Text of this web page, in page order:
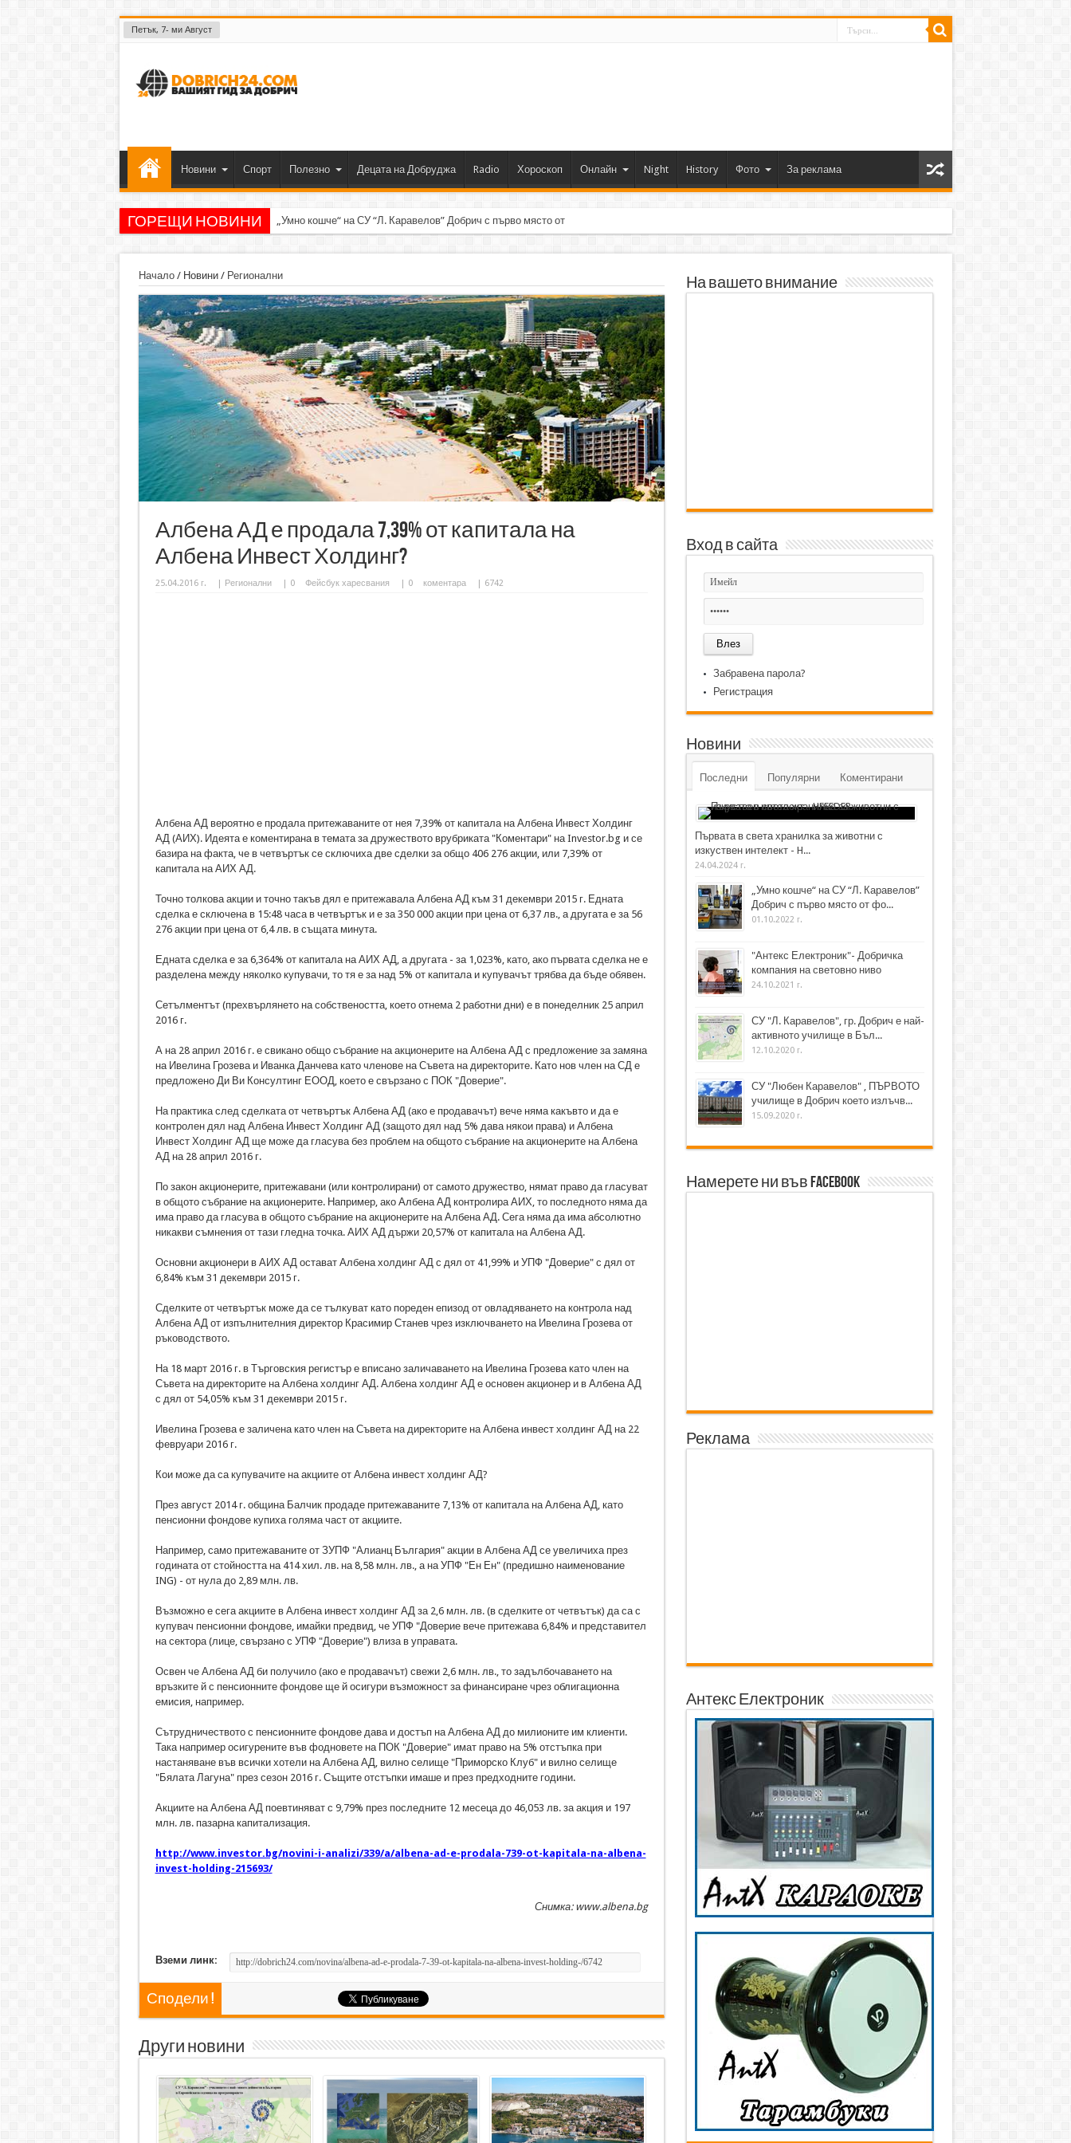
Петък, 7- ми Август
Новини Спорт Полезно Децата на Добруджа Radio Хороскоп Онлайн Night History Фото За реклама
ГОРЕЩИ НОВИНИ „Умно кошче“ на СУ “Л. Каравелов” Добрич с първо място от форум по роботика
Начало/ Новини/ Регионални
Албена АД е продала 7,39% от капитала на
Албена Инвест Холдинг?
25.04.2016 г. Регионални 0 Фейсбук харесвания 0 коментара | 6742
Албена АД вероятно е продала притежаваните от нея 7,39% от капитала на Албена Инвест Холдинг
АД (АИХ). Идеята е коментирана в темата за дружеството врубриката "Коментари" на Investor.bg и се
базира на факта, че в четвъртък се сключиха две сделки за общо 406 276 акции, или 7,39% от
капитала на АИХ АД.
Точно толкова акции и точно такъв дял е притежавала Албена АД към 31 декември 2015 г. Едната
сделка е сключена в 15:48 часа в четвъртък и е за 350 000 акции при цена от 6,37 лв., а другата е за 56
276 акции при цена от 6,4 лв. в същата минута.
Едната сделка е за 6,364% от капитала на АИХ АД, а другата - за 1,023%, като, ако първата сделка не е
разделена между няколко купувачи, то тя е за над 5% от капитала и купувачът трябва да бъде обявен.
Сетълментът (прехвърлянето на собствеността, което отнема 2 работни дни) е в понеделник 25 април
2016 г.
А на 28 април 2016 г. е свикано общо събрание на акционерите на Албена АД с предложение за замяна
на Ивелина Грозева и Иванка Данчева като членове на Съвета на директорите. Като нов член на СД е
предложено Ди Ви Консултинг ЕООД, което е свързано с ПОК "Доверие".
На практика след сделката от четвъртък Албена АД (ако е продавачът) вече няма какъвто и да е
контролен дял над Албена Инвест Холдинг АД (защото дял над 5% дава някои права) и Албена
Инвест Холдинг АД ще може да гласува без проблем на общото събрание на акционерите на Албена
АД на 28 април 2016 г.
По закон акционерите, притежавани (или контролирани) от самото дружество, нямат право да гласуват
в общото събрание на акционерите. Например, ако Албена АД контролира АИХ, то последното няма да
има право да гласува в общото събрание на акционерите на Албена АД. Сега няма да има абсолютно
никакви съмнения от тази гледна точка. АИХ АД държи 20,57% от капитала на Албена АД.
Основни акционери в АИХ АД остават Албена холдинг АД с дял от 41,99% и УПФ "Доверие" с дял от
6,84% към 31 декември 2015 г.
Сделките от четвъртък може да се тълкуват като пореден епизод от овладяването на контрола над
Албена АД от изпълнителния директор Красимир Станев чрез изключването на Ивелина Грозева от
ръководството.
На 18 март 2016 г. в Търговския регистър е вписано заличаването на Ивелина Грозева като член на
Съвета на директорите на Албена холдинг АД. Албена холдинг АД е основен акционер и в Албена АД
с дял от 54,05% към 31 декември 2015 г.
Ивелина Грозева е заличена като член на Съвета на директорите на Албена инвест холдинг АД на 22
февруари 2016 г.
Кои може да са купувачите на акциите от Албена инвест холдинг АД?
През август 2014 г. община Балчик продаде притежаваните 7,13% от капитала на Албена АД, като
пенсионни фондове купиха голяма част от акциите.
Например, само притежаваните от ЗУПФ "Алианц България" акции в Албена АД се увеличиха през
годината от стойността на 414 хил. лв. на 8,58 млн. лв., а на УПФ "Ен Ен" (предишно наименование
ING) - от нула до 2,89 млн. лв.
Възможно е сега акциите в Албена инвест холдинг АД за 2,6 млн. лв. (в сделките от четвътък) да са с
купувач пенсионни фондове, имайки предвид, че УПФ "Доверие вече притежава 6,84% и представител
на сектора (лице, свързано с УПФ "Доверие") влиза в управата.
Освен че Албена АД би получило (ако е продавачът) свежи 2,6 млн. лв., то задълбочаването на
връзките й с пенсионните фондове ще й осигури възможност за финансиране чрез облигационна
емисия, например.
Сътрудничеството с пенсионните фондове дава и достъп на Албена АД до милионите им клиенти.
Така например осигурените във фодновете на ПОК "Доверие" имат право на 5% отстъпка при
настаняване във всички хотели на Албена АД, вилно селище "Приморско Клуб" и вилно селище
"Бялата Лагуна" през сезон 2016 г. Същите отстъпки имаше и през предходните години.
Акциите на Албена АД поевтиняват с 9,79% през последните 12 месеца до 46,053 лв. за акция и 197
млн. лв. пазарна капитализация.
http://www.investor.bg/novini-i-analizi/339/a/albena-ad-e-prodala-739-ot-kapitala-na-albena-
invest-holding-215693/
Снимка: www.albena.bg
Вземи линк:
Сподели !
Други новини
На вашето внимание
Вход в сайта
Забравена парола?
Регистрация
Новини
Последни Популярни Коментирани
Първата в света хранилка за животни с
изкуствен интелект - H...
24.04.2024 г.
„Умно кошче“ на СУ “Л. Каравелов”
Добрич с първо място от фо...
01.10.2022 г.
"Антекс Електроник"- Добричка
компания на световно ниво
24.10.2021 г.
СУ "Л. Каравелов", гр. Добрич е най-
активното училище в Бъл...
12.10.2020 г.
СУ "Любен Каравелов" , ПЪРВОТО
училище в Добрич което излъчв...
15.09.2020 г.
Намерете ни във Facebook
Реклама
Антекс Електроник